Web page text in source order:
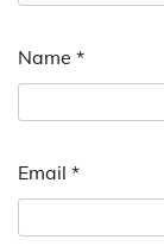
Name *
Email *